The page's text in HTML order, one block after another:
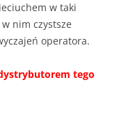
w taki
nim czystsze
operatora.
tego